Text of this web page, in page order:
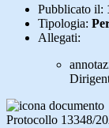
Pubblicato il:
Tipologia:
Allegati:
Protocollo 13348/